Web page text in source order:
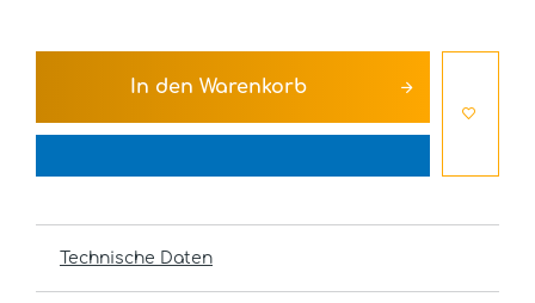
In den Warenkorb
Technische Daten